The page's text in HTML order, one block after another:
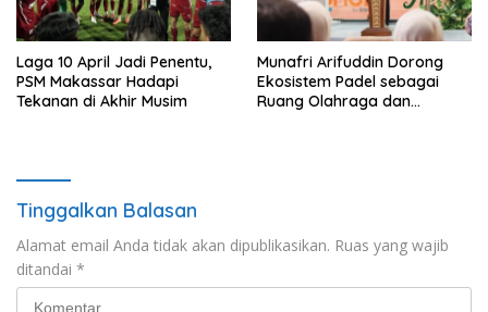
Laga 10 April Jadi Penentu,
PSM Makassar Hadapi
Tekanan di Akhir Musim
Munafri Arifuddin Dorong
Ekosistem Padel sebagai
Ruang Olahraga dan
Tinggalkan Balasan
Alamat email Anda tidak akan dipublikasikan. Ruas yang wajib
ditandai *